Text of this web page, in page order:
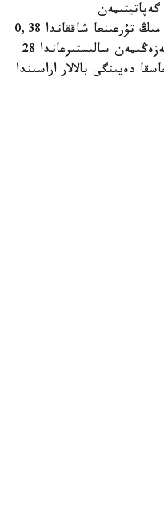
سىرقاتتانۋشىلىق كورسەتكىشى 100 مىڭ تۇرعىنعا شاققاندا 0,38
بولدى. بۇل وتكەن جىلدىڭ وسى كەزەڭىمەن سالىستىرعاندا 28
تومەن. سونىمەن قاتار 14 جاسقا دەيىنگى بالالار اراسىندا